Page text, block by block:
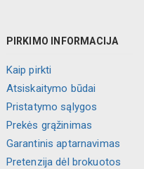
PIRKIMO INFORMACIJA
Kaip pirkti
Atsiskaitymo būdai
Pristatymo sąlygos
Prekės grąžinimas
Garantinis aptarnavimas
Pretenzija dėl brokuotos